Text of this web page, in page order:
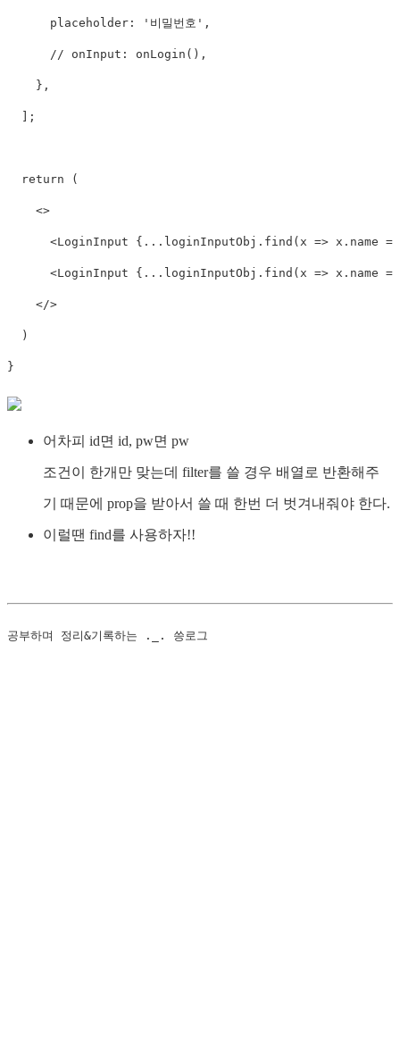
      placeholder
: '비밀번호' ,
// onInput: onLogin(),
} ,
;
return (
<>
<LoginInput { ... loginInputObj . find ( x => x . name
<LoginInput { ... loginInputObj . find ( x => x . name
</>
)
}
어차피 id면 id, pw면 pw
조건이 한개만 맞는데 filter를 쓸 경우 배열로 반환해주
기 때문에 prop을 받아서 쓸 때 한번 더 벗겨내줘야 한다.
이럴땐 find를 사용하자!!
공부하며 정리&기록하는 ._. 씅로그